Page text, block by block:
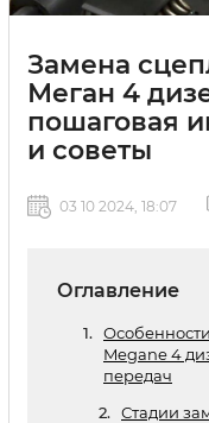
Замена
Меган 4
пошаговая
и советы
03 10 2024, 18:07
Оглавление
Megane 4
передач
Стадии